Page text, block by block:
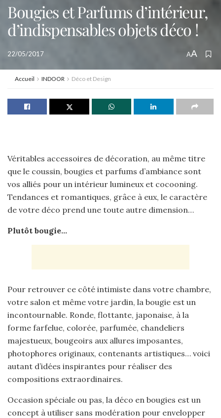
Bougies et Parfums d’intérieur,
d’indispensables objets déco !
22/05/2017 AA
Accueil INDOOR Déco et Design
Véritables accessoires de décoration, au même titre
que le coussin, bougies et parfums d’ambiance sont
vos alliés pour un intérieur lumineux et cocooning.
Tendances et romantiques, grâce à eux, le caractère
de votre déco prend une toute autre dimension…
Plutôt bougie…
Pour retrouver ce côté intimiste dans votre chambre,
votre salon et même votre jardin, la bougie est un
incontournable. Ronde, flottante, japonaise, à la
forme farfelue, colorée, parfumée, chandeliers
majestueux, bougeoirs aux allures imposantes,
photophores originaux, contenants artistiques… voici
autant d’idées inspirantes pour réaliser des
compositions extraordinaires.
Occasion spéciale ou pas, la déco en bougies est un
concept à utiliser sans modération pour envelopper